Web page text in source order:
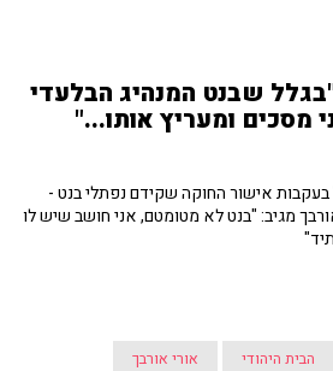
שבנט המנהיג הבלעדי
מסכים ומעריץ אותו..."
אישור החוקה שקידם נפתלי בנט -
מגיב: "בנט לא מטומטם, אני חושב שיש לו
הבית היהודי
אורי אורבך